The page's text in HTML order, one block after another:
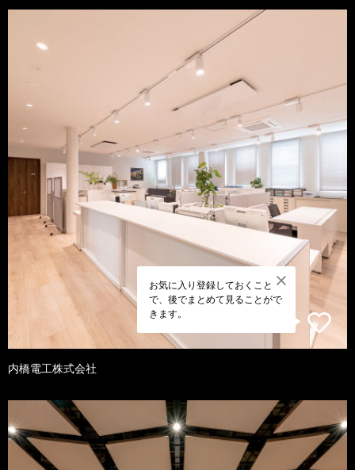
お気に入り登録しておくこと
で、後でまとめて見ることがで
きます。
内橋電工株式会社